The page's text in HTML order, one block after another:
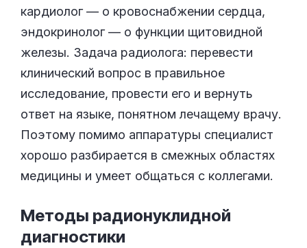
кардиолог — о кровоснабжении сердца,
эндокринолог — о функции щитовидной
железы. Задача радиолога: перевести
клинический вопрос в правильное
исследование, провести его и вернуть
ответ на языке, понятном лечащему врачу.
Поэтому помимо аппаратуры специалист
хорошо разбирается в смежных областях
медицины и умеет общаться с коллегами.
Методы радионуклидной
диагностики